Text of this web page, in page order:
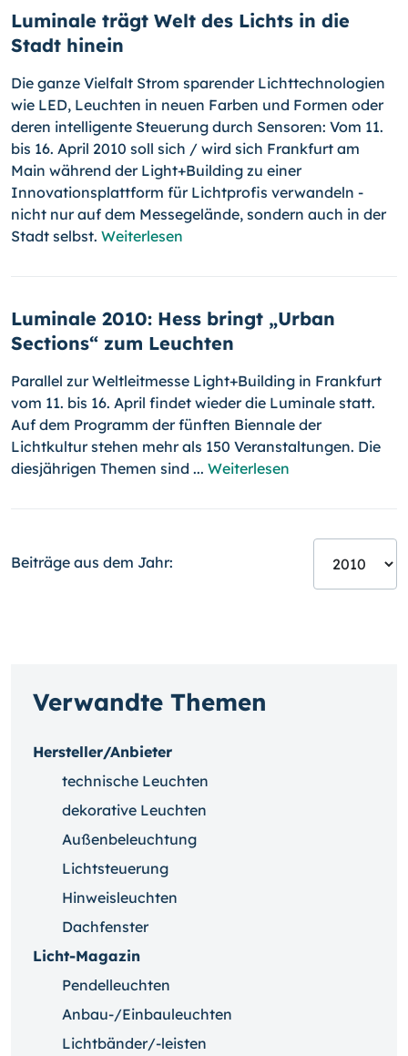
Luminale trägt Welt des Lichts in die
Stadt hinein
Die ganze Vielfalt Strom sparender Lichttechnologien
wie LED, Leuchten in neuen Farben und Formen oder
deren intelligente Steuerung durch Sensoren: Vom 11.
bis 16. April 2010 soll sich / wird sich Frankfurt am
Main während der Light+Building zu einer
Innovationsplattform für Lichtprofis verwandeln -
nicht nur auf dem Messegelände, sondern auch in der
Stadt selbst. Weiterlesen
Luminale 2010: Hess bringt „Urban
Sections“ zum Leuchten
Parallel zur Weltleitmesse Light+Building in Frankfurt
vom 11. bis 16. April findet wieder die Luminale statt.
Auf dem Programm der fünften Biennale der
Lichtkultur stehen mehr als 150 Veranstaltungen. Die
diesjährigen Themen sind ... Weiterlesen
Beiträge aus dem Jahr:
Verwandte Themen
Hersteller/Anbieter
technische Leuchten
dekorative Leuchten
Außenbeleuchtung
Lichtsteuerung
Hinweisleuchten
Dachfenster
Licht-Magazin
Pendelleuchten
Anbau-/Einbauleuchten
Lichtbänder/-leisten